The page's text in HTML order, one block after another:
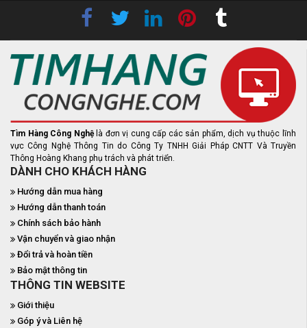
Tìm Hàng Công Nghệ là đơn vị cung cấp các sản phẩm, dịch vụ thuộc lĩnh
vực Công Nghệ Thông Tin do Công Ty TNHH Giải Pháp CNTT Và Truyền
Thông Hoàng Khang phụ trách và phát triển.
DÀNH CHO KHÁCH HÀNG
Hướng dẫn mua hàng
Hướng dẫn thanh toán
Chính sách bảo hành
Vận chuyển và giao nhận
Đổi trả và hoàn tiền
Bảo mật thông tin
THÔNG TIN WEBSITE
Giới thiệu
Góp ý và Liên hệ